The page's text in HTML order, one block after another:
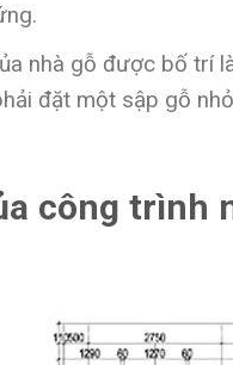
nhà gỗ được bố trí
đặt một sập gỗ
công trình